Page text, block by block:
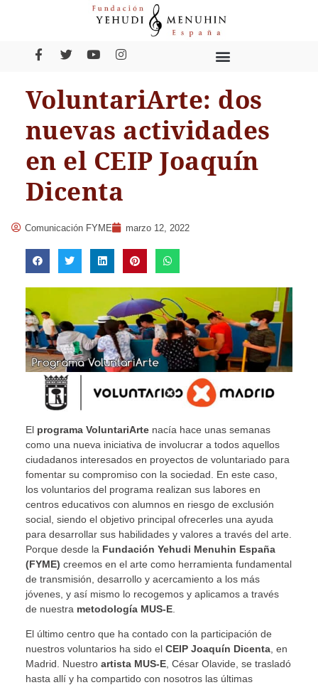
VoluntariArte: dos
nuevas actividades
en el CEIP Joaquín
Dicenta
Comunicación FYME marzo 12, 2022
El programa VoluntariArtenacía hace unas semanas
como una nueva iniciativa de involucrar a todos aquellos
ciudadanos interesados en proyectos de voluntariado para
fomentar su compromiso con la sociedad. En este caso,
los voluntarios del programa realizan sus labores en
centros educativos con alumnos en riesgo de exclusión
social, siendo el objetivo principal ofrecerles una ayuda
para desarrollar sus habilidades y valores a través del arte.
Porque desde la Fundación Yehudi Menuhin España
(FYME) creemos en el arte como herramienta fundamental
de transmisión, desarrollo y acercamiento a los más
jóvenes, y así mismo lo recogemos y aplicamos a través
de nuestra metodología MUS-E.
El último centro que ha contado con la participación de
nuestros voluntarios ha sido el CEIP Joaquín Dicenta, en
Madrid. Nuestro artista MUS-E, César Olavide, se trasladó
hasta allí y ha compartido con nosotros las últimas